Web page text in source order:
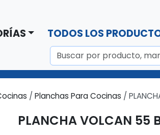
TODOS LOS
/ Planchas Para Cocinas /
PLANCHA VOLCAN 55